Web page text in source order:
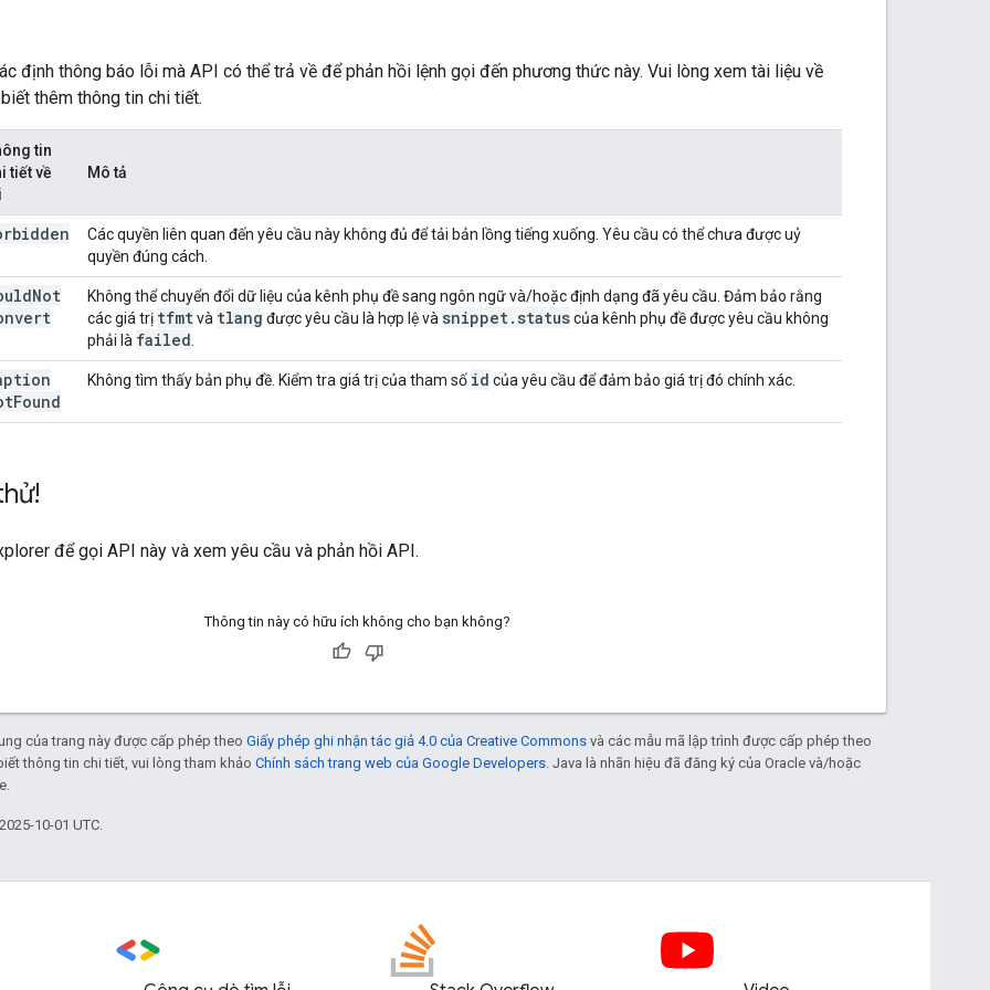
định thông báo lỗi mà API có thể trả về để phản hồi lệnh gọi đến phương thức này. Vui lòng xem tài liệu về
thêm thông tin chi tiết.
tin
tiết về
Mô tả
Các quyền liên quan đến yêu cầu này không đủ để tải bản lồng tiếng xuống. Yêu cầu có thể chưa được uỷ
quyền đúng cách.
Not
Không thể chuyển đổi dữ liệu của kênh phụ đề sang ngôn ngữ và/hoặc định dạng đã yêu cầu. Đảm bảo rằng
các giá trị tfmtvà tlang được yêu cầu là hợp lệ và snippet. statuscủa kênh phụ đề được yêu cầu không
phải là failed
Found
Không tìm thấy bản phụ đề. Kiểm tra giá trị của tham số id của yêu cầu để đảm bảo giá trị đó chính xác.
để gọi API này và xem yêu cầu và phản hồi API.
Thông tin này có hữu ích không cho bạn không?
của trang này được cấp phép theo Giấy phép ghi nhận tác giả 4.0 của Creative Commons và các mẫu mã lập trình được cấp phép theo
thông tin chi tiết, vui lòng tham khảo Chính sách trang web của Google Developers . Java là nhãn hiệu đã đăng ký của Oracle và/hoặc
10-01 UTC.